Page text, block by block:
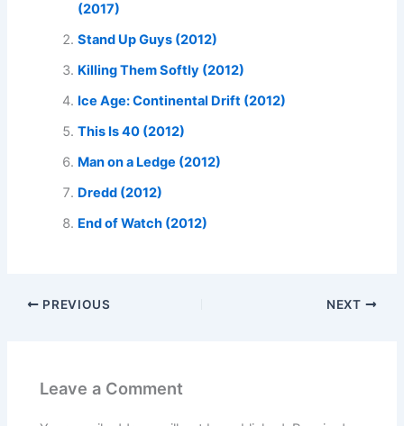
(2017)
Stand Up Guys (2012)
Killing Them Softly (2012)
Ice Age: Continental Drift (2012)
This Is 40 (2012)
Man on a Ledge (2012)
Dredd (2012)
End of Watch (2012)
PREVIOUS NEXT
Leave a Comment